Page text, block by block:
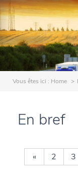
Vous êtes ici : Home
En bref
« 2 3